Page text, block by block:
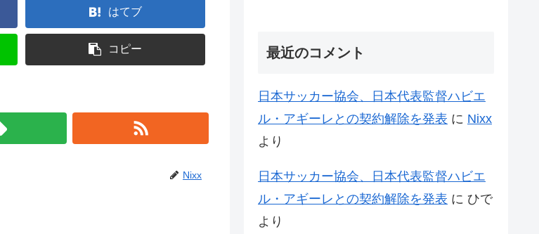
はてブ
コピー
Nixx
最近のコメント
日本サッカー協会、日本代表監督ハビエ
ル・アギーレとの契約解除を発表 に Nixx
より
日本サッカー協会、日本代表監督ハビエ
ル・アギーレとの契約解除を発表 に ひで
より